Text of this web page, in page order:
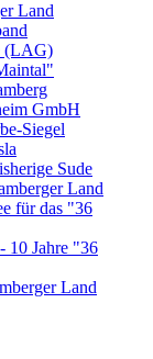
Land
(LAG)
GmbH
Siegel
Sude
Land
für das "36
10 Jahre "36
Land